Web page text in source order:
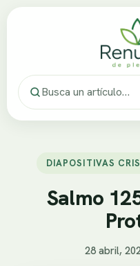
DIAPOSITIVAS
Salmo
28 abril,